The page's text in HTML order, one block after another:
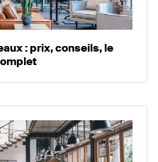
: prix, conseils, le